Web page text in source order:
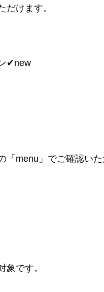
だけます。
✔︎new
menu」でご確認いた
象です。